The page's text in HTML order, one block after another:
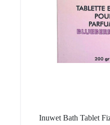
Inuwet Bath Tablet